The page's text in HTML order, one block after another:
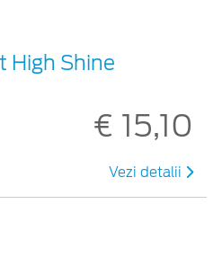
High Shine
€ 15,10
Vezi detalii